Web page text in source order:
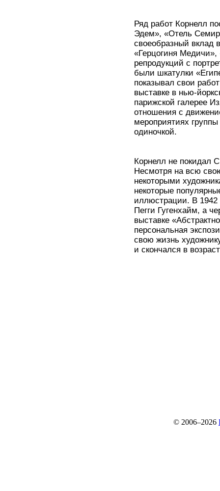
Ряд работ Корнелл
Эдем», «Отель
своеобразный вклад
«Герцогиня
репродукций с
были шкатулки
показывал свои
выставке в нью-
парижской галерее
отношения с
мероприятиях
одиночкой.
Корнелл не покидал
Несмотря на всю
некоторыми
некоторые
иллюстрации. В 1942
Пегги Гугенхайм, а
выставке
персональная
свою жизнь
и скончался в
© 2006–2026